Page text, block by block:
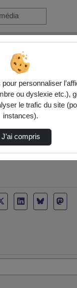
personnaliser
ou dyslexie etc.),
le trafic du site
instances).
J’ai compris